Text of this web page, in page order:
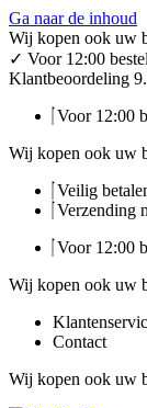
Ga naar de inhoud
Wij kopen ook uw
✓ Voor 12:00
Klantbeoordeling
Voor 12:00
Wij kopen ook uw
Veilig
Verzending
Voor 12:00
Wij kopen ook uw
Contact
Wij kopen ook uw